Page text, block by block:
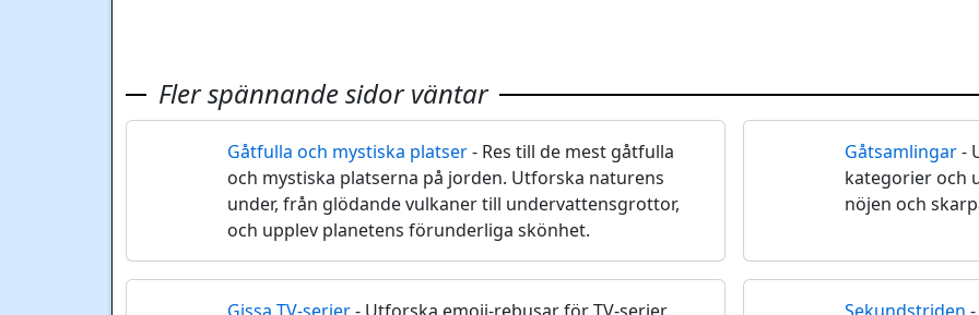
Fler spännande sidor väntar
Gåtfulla och mystiska platser- Res till de mest gåtfulla
och mystiska platserna på jorden. Utforska naturens
under, från glödande vulkaner till undervattensgrottor,
och upplev planetens förunderliga skönhet.
Gåtsamlingar-
kategorier och
nöjen och